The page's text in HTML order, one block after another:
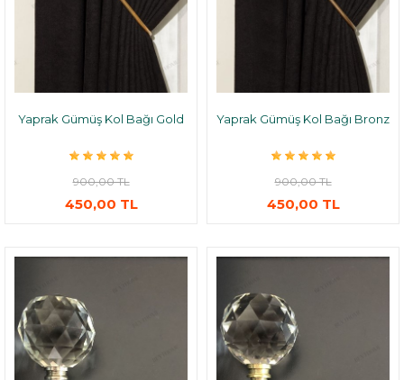
Yaprak Gümüş Kol Bağı Gold
900,00 TL
450,00 TL
Yaprak Gümüş Kol Bağı Bronz
900,00 TL
450,00 TL